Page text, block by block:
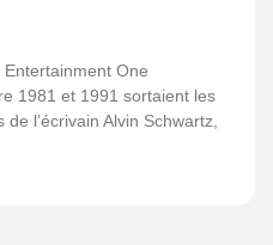
One
1981 et 1991 sortaient les
l’écrivain Alvin Schwartz,